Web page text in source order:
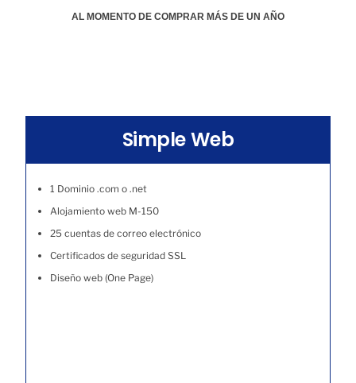
AL MOMENTO DE COMPRAR MÁS DE UN AÑO
Simple Web
1 Dominio .com o .net
Alojamiento web M-150
25 cuentas de correo electrónico
Certificados de seguridad SSL
Diseño web (One Page)